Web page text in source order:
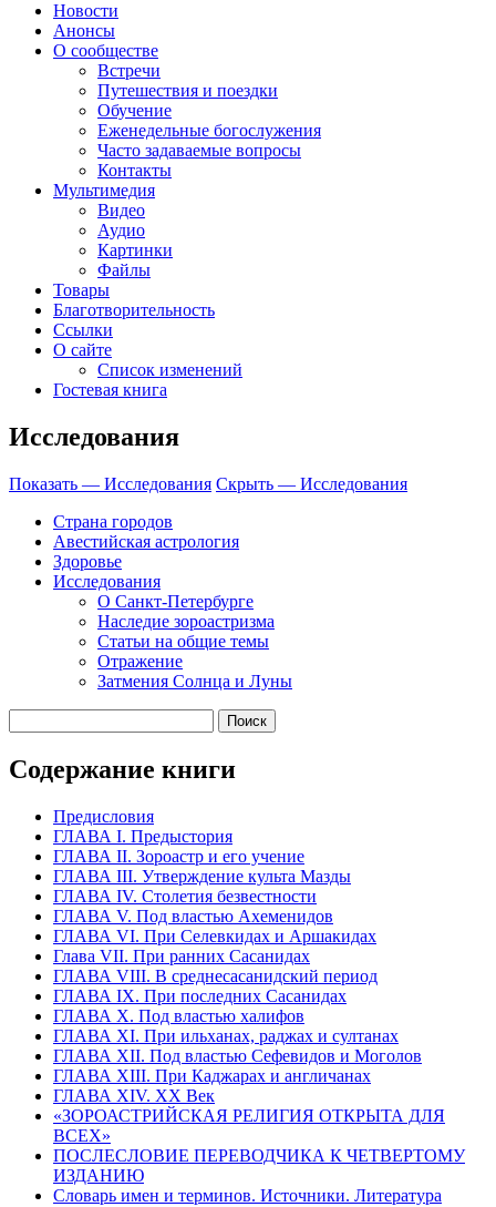
Новости
Анонсы
О сообществе
Встречи
Путешествия и поездки
Обучение
Еженедельные богослужения
Часто задаваемые вопросы
Контакты
Мультимедия
Видео
Аудио
Картинки
Файлы
Товары
Благотворительность
Ссылки
О сайте
Список изменений
Гостевая книга
Исследования
Показать — Исследования Скрыть — Исследования
Страна городов
Авестийская астрология
Здоровье
Исследования
О Санкт-Петербурге
Наследие зороастризма
Cтатьи на общие темы
Отражение
Затмения Солнца и Луны
Содержание книги
Предисловия
ГЛАВА I. Предыстория
ГЛАВА II. Зороастр и его учение
ГЛАВА III. Утверждение культа Мазды
ГЛАВА IV. Столетия безвестности
ГЛАВА V. Под властью Ахеменидов
ГЛАВА VI. При Селевкидах и Аршакидах
Глава VII. При ранних Сасанидах
ГЛАВА VIII. В среднесасанидский период
ГЛАВА IX. При последних Сасанидах
ГЛАВА X. Под властью халифов
ГЛАВА XI. При ильханах, раджах и султанах
ГЛАВА XII. Под властью Сефевидов и Моголов
ГЛАВА XIII. При Каджарах и англичанах
ГЛАВА XIV. XX Век
«ЗОРОАСТРИЙСКАЯ РЕЛИГИЯ ОТКРЫТА ДЛЯ
ВСЕХ»
ПОСЛЕСЛОВИЕ ПЕРЕВОДЧИКА К ЧЕТВЕРТОМУ
ИЗДАНИЮ
Словарь имен и терминов. Источники. Литература